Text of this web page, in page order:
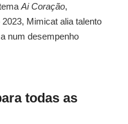
Ai Coração,
Mimicat alia talento
num desempenho
todas as